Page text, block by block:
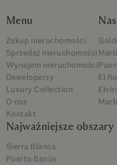
Menu
Zakup nieruchomości
Sprzedaż nieruchomości
Wynajem nieruchomości
Deweloperzy
Luxury Collection
O nas
Kontakt
El
Najważniejsze obszary
Sierra Blanca
Puerto Banús